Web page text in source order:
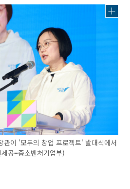
이 '모두의 창업 프로젝트' 발대식에서
공=중소벤처기업부)